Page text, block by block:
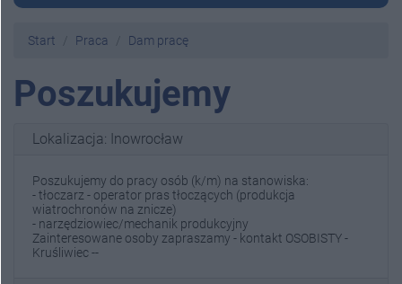
Start Praca Dam pracę
Poszukujemy
Lokalizacja: Inowrocław
Poszukujemy do pracy osób (k/m) na stanowiska:
- tłoczarz - operator pras tłoczących (produkcja
wiatrochronów na znicze)
- narzędziowiec/mechanik produkcyjny
Zainteresowane osoby zapraszamy - kontakt OSOBISTY -
Kruśliwiec --